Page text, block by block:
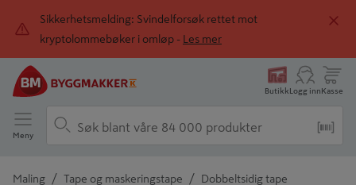
Sikkerhetsmelding: Svindelforsøk rettet mot
kryptolommebøker i omløp -
Les mer
ButikkLogg innKasse
Meny
Maling / Tape og maskeringstape / Dobbeltsidig tape